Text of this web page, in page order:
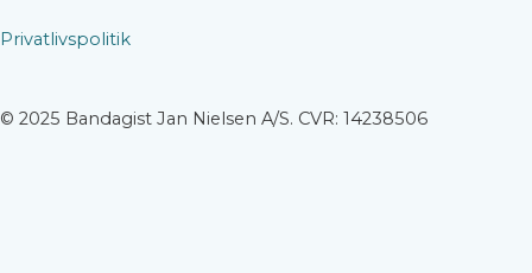
Privatlivspolitik
© 2025 Bandagist Jan Nielsen A/S. CVR: 14238506